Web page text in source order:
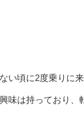
頃に2度乗りに来
味は持っており